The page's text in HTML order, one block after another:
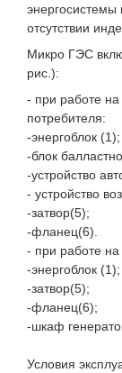
энергосистемы
отсутствии
Микро ГЭС
рис.):
- при работе на
потребителя:
-энергоблок (1);
-блок
-устройство
- устройство
-затвор(5);
-фланец(6).
- при работе на
-энергоблок (1);
-затвор(5);
-фланец(6);
-шкаф
Условия